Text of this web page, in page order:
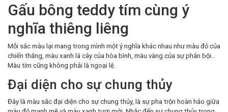
Gấu bông teddy tím cùng ý
nghĩa thiêng liêng
Mỗi sắc màu lại mang trong mình một ý nghĩa khác nhau như màu đỏ của
chiến thắng, màu xanh lá cây của hòa bình, màu vàng của sự phản bội…
Màu tím cũng không phải là ngoại lệ.
Đại diện cho sự chung thủy
Đây là màu sắc đại diện cho sự chung thủy, là sự pha trộn hoàn hảo giữa